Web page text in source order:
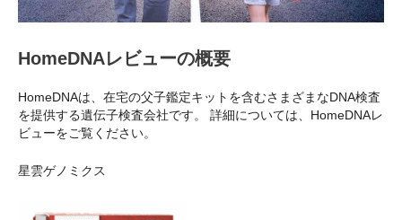
HomeDNAレビューの概要
HomeDNAは、在宅の父子鑑定キットを含むさまざまなDNA検査
を提供する遺伝子検査会社です。 詳細については、HomeDNAレ
ビューをご覧ください。
星雲ゲノミクス